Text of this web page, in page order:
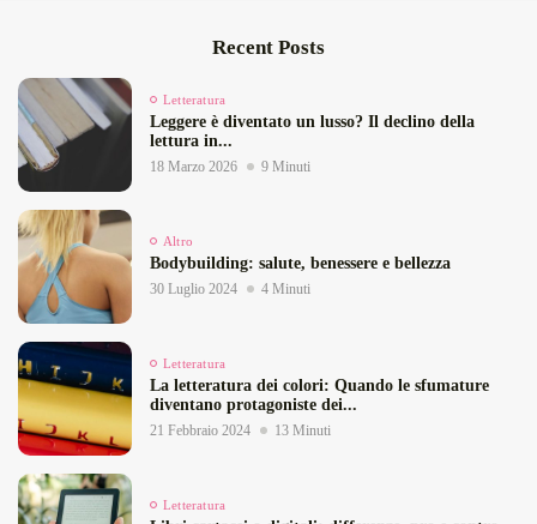
Recent Posts
Letteratura
Leggere è diventato un lusso? Il declino della
lettura in...
18 Marzo 2026 9 Minuti
Altro
Bodybuilding: salute, benessere e bellezza
30 Luglio 2024 4 Minuti
Letteratura
La letteratura dei colori: Quando le sfumature
diventano protagoniste dei...
21 Febbraio 2024 13 Minuti
Letteratura